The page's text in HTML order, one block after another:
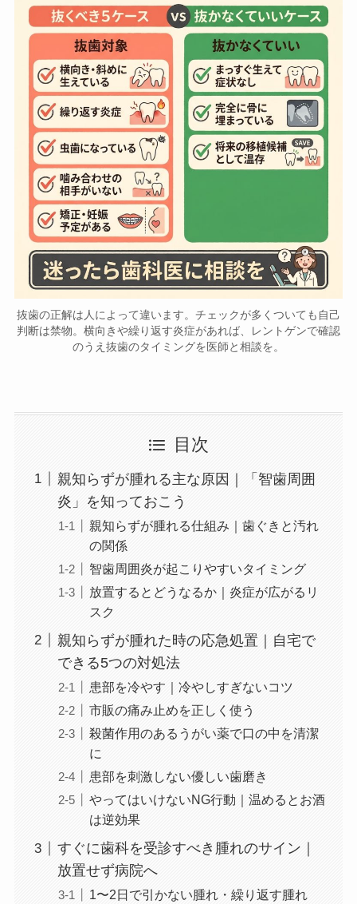
抜歯の正解は人によって違います。チェックが多くついても自己
判断は禁物。横向きや繰り返す炎症があれば、レントゲンで確認
のうえ抜歯のタイミングを医師と相談を。
目次
親知らずが腫れる主な原因｜「智歯周囲
炎」を知っておこう
親知らずが腫れる仕組み｜歯ぐきと汚れ
の関係
智歯周囲炎が起こりやすいタイミング
放置するとどうなるか｜炎症が広がるリ
スク
親知らずが腫れた時の応急処置｜自宅で
できる5つの対処法
患部を冷やす｜冷やしすぎないコツ
市販の痛み止めを正しく使う
殺菌作用のあるうがい薬で口の中を清潔
に
患部を刺激しない優しい歯磨き
やってはいけないNG行動｜温めるとお酒
は逆効果
すぐに歯科を受診すべき腫れのサイン｜
放置せず病院へ
1〜2日で引かない腫れ・繰り返す腫れ